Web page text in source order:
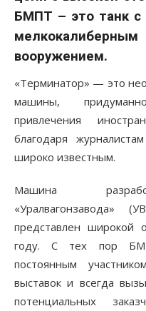
БМПТ – это танк с
вооружением.
«Терминатор» — это
машины,
привлечения
благодаря
широко известным.
Машина
«Уралвагонзавода»
представлен широкой
году. С тех пор
постоянным
выставок и всегда
потенциальных